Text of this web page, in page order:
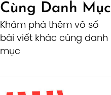
Cùng Danh Mục
Khám phá thêm vô số
bài viết khác cùng danh
mục